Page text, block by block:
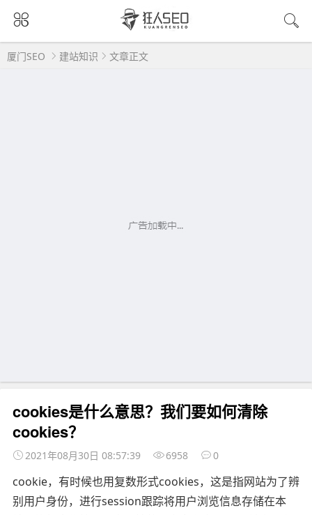
厦门SEO 建站知识 文章正文
cookies是什么意思？我们要如何清除
cookies？
2021年08月30日 08:57:39 6958 0
cookie，有时候也用复数形式cookies，这是指网站为了辨
别用户身份，进行session跟踪将用户浏览信息存储在本